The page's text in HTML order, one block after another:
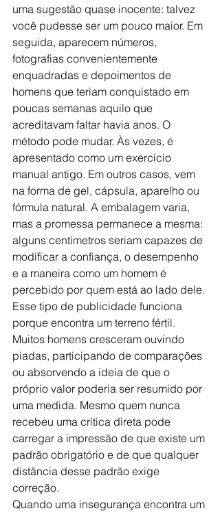
uma sugestão quase inocente: talvez
você pudesse ser um pouco maior. Em
seguida, aparecem números,
fotografias convenientemente
enquadradas e depoimentos de
homens que teriam conquistado em
poucas semanas aquilo que
acreditavam faltar havia anos. O
método pode mudar. Às vezes, é
apresentado como um exercício
manual antigo. Em outros casos, vem
na forma de gel, cápsula, aparelho ou
fórmula natural. A embalagem varia,
mas a promessa permanece a mesma:
alguns centímetros seriam capazes de
modificar a confiança, o desempenho
e a maneira como um homem é
percebido por quem está ao lado dele.
Esse tipo de publicidade funciona
porque encontra um terreno fértil.
Muitos homens cresceram ouvindo
piadas, participando de comparações
ou absorvendo a ideia de que o
próprio valor poderia ser resumido por
uma medida. Mesmo quem nunca
recebeu uma crítica direta pode
carregar a impressão de que existe um
padrão obrigatório e de que qualquer
distância desse padrão exige
correção.
Quando uma insegurança encontra um